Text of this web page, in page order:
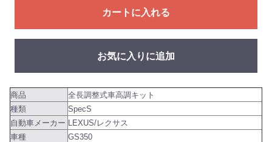
カートに入れる
お気に入りに追加
商品
全長調整式車高調キット
種類
SpecS
自動車メーカー LEXUS/レクサス
車種
GS350